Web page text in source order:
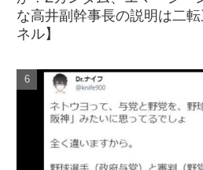
な高井副幹事長の説明は二
ネル】